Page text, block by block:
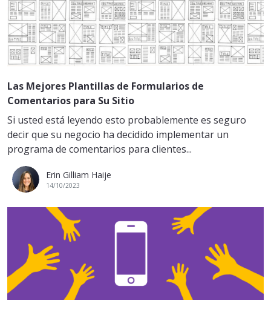
Las Mejores Plantillas de Formularios de
Comentarios para Su Sitio
Si usted está leyendo esto probablemente es seguro
decir que su negocio ha decidido implementar un
programa de comentarios para clientes...
Erin Gilliam Haije
14/10/2023